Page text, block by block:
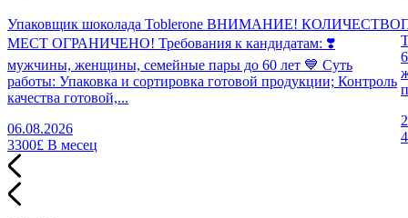
Упаковщик шоколада Toblerone ВНИМАНИЕ! КОЛИЧЕСТВО
МЕСТ ОГРАНИЧЕНО! Требования к кандидатам: ❣️
мужчины, женщины, семейные пары до 60 лет 💙 Суть
работы: Упаковка и сортировка готовой продукции; Контроль
качества готовой,...
06.08.2026
3300£ В месец